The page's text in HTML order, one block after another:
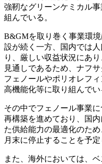
強靭なグリーンケミカル
組んでいる。
B&GMを取り巻く事業環
設が続く一方、国内では
り、厳しい収益状況にあ
見通しであるため、ナフ
フェノールやポリオレフ
高機能化等に取り組んでい
その中でフェノール事業
再構築を進めており、国
た供給能力の最適化のた
月末に停止することを予定
また、海外においては、